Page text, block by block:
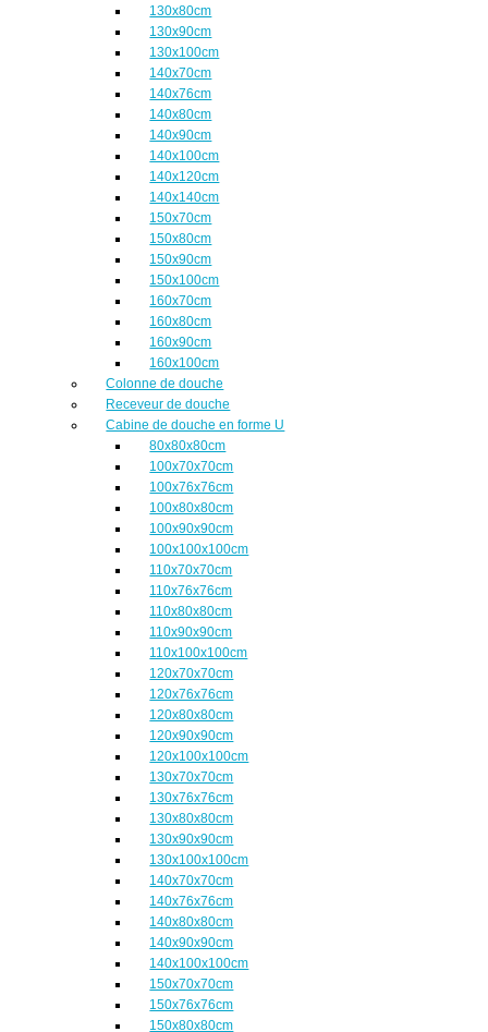
130x80cm
130x90cm
130x100cm
140x70cm
140x76cm
140x80cm
140x90cm
140x100cm
140x120cm
140x140cm
150x70cm
150x80cm
150x90cm
150x100cm
160x70cm
160x80cm
160x90cm
160x100cm
Colonne de douche
Receveur de douche
Cabine de douche en forme U
80x80x80cm
100x70x70cm
100x76x76cm
100x80x80cm
100x90x90cm
100x100x100cm
110x70x70cm
110x76x76cm
110x80x80cm
110x90x90cm
110x100x100cm
120x70x70cm
120x76x76cm
120x80x80cm
120x90x90cm
120x100x100cm
130x70x70cm
130x76x76cm
130x80x80cm
130x90x90cm
130x100x100cm
140x70x70cm
140x76x76cm
140x80x80cm
140x90x90cm
140x100x100cm
150x70x70cm
150x76x76cm
150x80x80cm